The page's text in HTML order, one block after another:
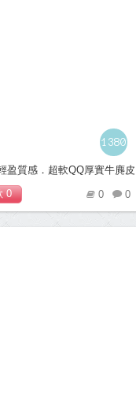
1380
盈質感．超軟QQ厚實牛麂皮
黃
0 0
0